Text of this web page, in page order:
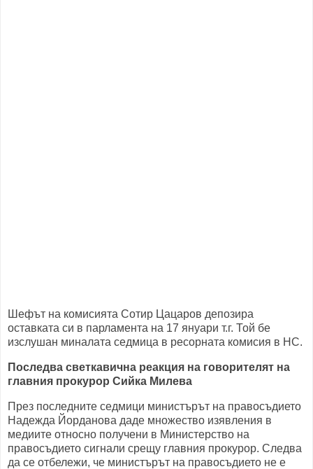
Шефът на комисията Сотир Цацаров депозира
оставката си в парламента на 17 януари т.г. Той бе
изслушан миналата седмица в ресорната комисия в НС.
Последва светкавична реакция на говорителят на
главния прокурор Сийка Милева
През последните седмици министърът на правосъдието
Надежда Йорданова даде множество изявления в
медиите относно получени в Министерство на
правосъдието сигнали срещу главния прокурор. Следва
да се отбележи, че министърът на правосъдието не е